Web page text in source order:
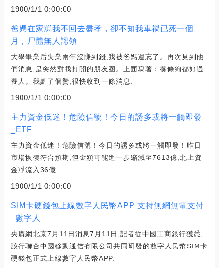
1900/1/1 0:00:00
爸媽在家罵我不回去盡孝，卻不知我車禍已死一個
月，尸體無人認領_
大學畢業后失業兩年沒賺到錢,我被爸媽遺忘了。再次見到他
們消息,是突然對我打開的朋友圈。上面寫著：養條狗都好過
養人。我點了個贊,很快收到一條消息.
1900/1/1 0:00:00
主力資金低迷！危險信號！今日的誘多或將一觸即發
_ETF
主力資金低迷！危險信號！今日的誘多或將一觸即發！昨日
市場恢復符合預期,但金額可能進一步縮減至7613億,北上資
金凈流入36億.
1900/1/1 0:00:00
SIM卡硬錢包上線數字人民幣APP 支持無網無電支付
_數字人
央廣網北京7月11日消息7月11日,記者從中國工商銀行獲悉,
該行聯合中國移動通信有限公司共同研發的數字人民幣SIM卡
硬錢包正式上線數字人民幣APP.